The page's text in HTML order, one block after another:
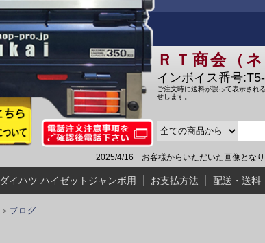
ＲＴ商会（
インボイス番号
ご注文時に送料が誤って表示され
せします。
2025/4/16 お客様からいただいた画像となり
ダイハツ ハイゼットジャンボ用 お支払方法 配送・送料
＞ ブログ